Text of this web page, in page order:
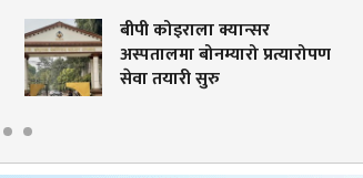
बीपी कोइराला क्यान्सर
अस्पतालमा बोनम्यारो प्रत्यारोपण
सेवा तयारी सुरु